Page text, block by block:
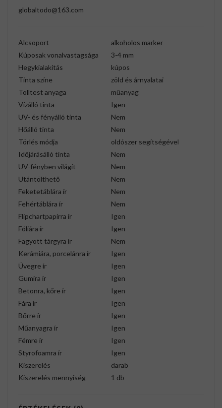
globaltodo@163.com
Alcsoport
alkoholos marker
Kúposak vonalvastagsága
3-4 mm
Hegykialakítás
kúpos
Tinta színe
zöld és árnyalatai
Tolltest anyaga
műanyag
Vízálló tinta
Igen
UV- és fényálló tinta
Nem
Hőálló tinta
Nem
Törlés módja
oldószer segítségével
Időjárásálló tinta
Nem
UV-fényben világít
Nem
Utántölthető
Nem
Feketetáblára ír
Nem
Fehértáblára ír
Nem
Flipchartpapírra ír
Igen
Fóliára ír
Igen
Fagyott tárgyra ír
Nem
Kerámiára, porcelánra ír
Igen
Üvegre ír
Igen
Gumira ír
Igen
Betonra, kőre ír
Igen
Fára ír
Igen
Bőrre ír
Igen
Műanyagra ír
Igen
Fémre ír
Igen
Styrofoamra ír
Igen
Kiszerelés
darab
Kiszerelés mennyiség
1 db